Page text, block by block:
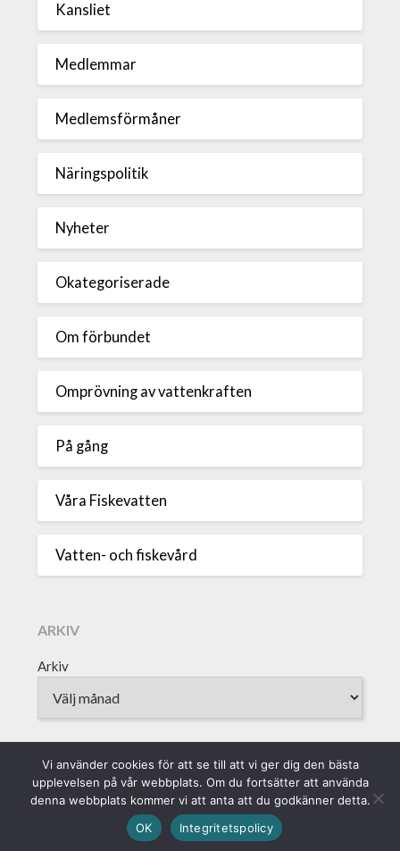
Kansliet
Medlemmar
Medlemsförmåner
Näringspolitik
Nyheter
Okategoriserade
Om förbundet
Omprövning av vattenkraften
På gång
Våra Fiskevatten
Vatten- och fiskevård
ARKIV
Arkiv
Sveriges Fiskevattenägareförbund • Borgmästaregatan 9, 371 15
Karlskrona • info@vattenagarna.se • 0455-300 312 • Org.Nr:
802010-8588 || Produktion: Alvega & Co AB ||
Vi använder cookies för att se till att vi ger dig den bästa
upplevelsen på vår webbplats. Om du fortsätter att använda
denna webbplats kommer vi att anta att du godkänner detta.
OK
Integritetspolicy